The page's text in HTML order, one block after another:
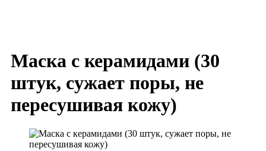
Маска с керамидами (30
штук, сужает поры, не
пересушивая кожу)